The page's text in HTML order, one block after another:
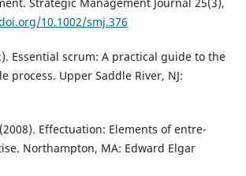
Strategic Management Journal 25(3),
10.1002/smj.376
Essential scrum: A practical guide to the
process. Upper Saddle River, NJ:
Effectuation: Elements of entre-
Northampton, MA: Edward Elgar